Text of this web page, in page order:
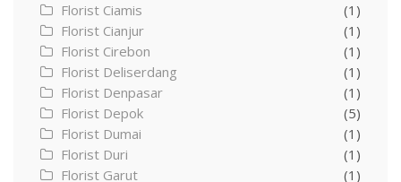
Florist Ciamis
(1)
Florist Cianjur
(1)
Florist Cirebon
(1)
Florist Deliserdang
(1)
Florist Denpasar
(1)
Florist Depok
(5)
Florist Dumai
(1)
Florist Duri
(1)
Florist Garut
(1)